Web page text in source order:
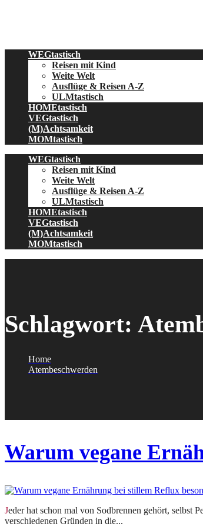
WEGtastisch
Reisen mit Kind
Weite Welt
Ausflüge & Reisen A-Z
ULMtastisch
HOMEtastisch
VEGtastisch
(M)Achtsamkeit
MOMtastisch
WEGtastisch
Reisen mit Kind
Weite Welt
Ausflüge & Reisen A-Z
ULMtastisch
HOMEtastisch
VEGtastisch
(M)Achtsamkeit
MOMtastisch
Schlagwort:
Home
Atembeschwerden
Warum vegane
Jeder hat schon mal von Sodbrennen gehört, selbst Personen, die es noch nie selbst gespürt haben. Sodbrennen wird durch Reflux ausgelöst. Das bedeutet, Magensaft, welcher aus
verschiedenen Gründen in die...